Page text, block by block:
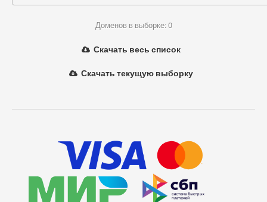
Доменов в выборке: 0
Скачать весь список
Скачать текущую выборку